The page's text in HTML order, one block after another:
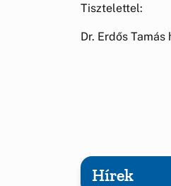
Tisztelettel:
Dr. Erdős Tamás
Hírek